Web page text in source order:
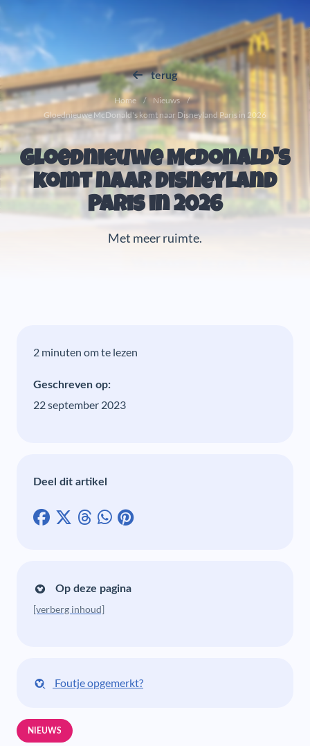
terug
Home
Nieuws
Gloednieuwe McDonald's komt naar Disneyland Paris in 2026
Gloednieuwe McDonald's
komt naar Disneyland
Paris in 2026
Met meer ruimte.
2 minuten om te lezen
Geschreven op:
22 september 2023
Deel dit artikel
Op deze pagina
[verberg inhoud]
Foutje opgemerkt?
NIEUWS